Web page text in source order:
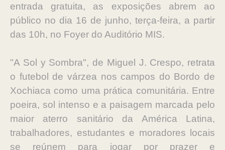
entrada gratuita, as exposições abrem ao
público no dia 16 de junho, terça-feira, a partir
das 10h, no Foyer do Auditório MIS.
"A Sol y Sombra", de Miguel J. Crespo, retrata
o futebol de várzea nos campos do Bordo de
Xochiaca como uma prática comunitária. Entre
poeira, sol intenso e a paisagem marcada pelo
maior aterro sanitário da América Latina,
trabalhadores, estudantes e moradores locais
se reúnem para jogar por prazer e